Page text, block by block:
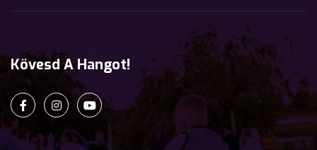
Kövesd A Hangot!